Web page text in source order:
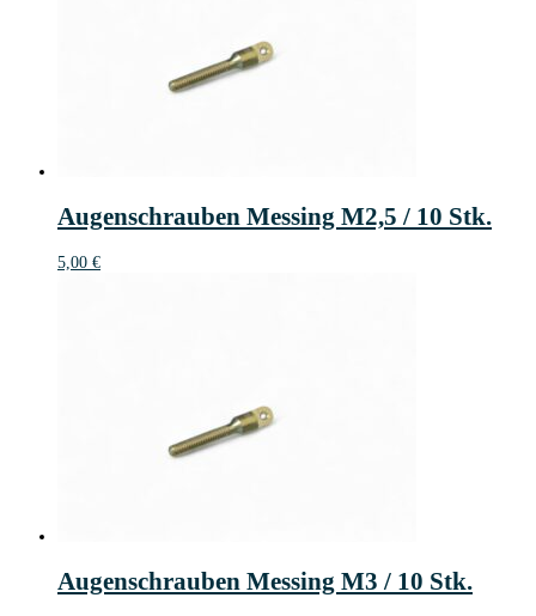
Augenschrauben Messing M2,5 / 10 Stk.
5,00 €
Augenschrauben Messing M3 / 10 Stk.